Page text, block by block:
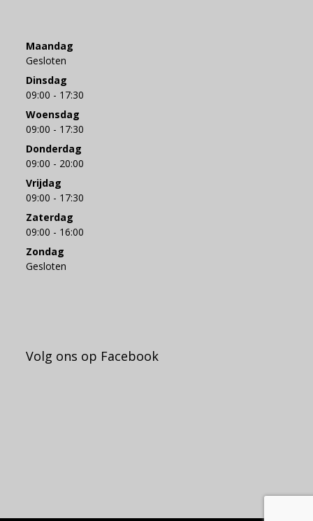
Maandag
Gesloten
Dinsdag
09:00 - 17:30
Woensdag
09:00 - 17:30
Donderdag
09:00 - 20:00
Vrijdag
09:00 - 17:30
Zaterdag
09:00 - 16:00
Zondag
Gesloten
Volg ons op Facebook